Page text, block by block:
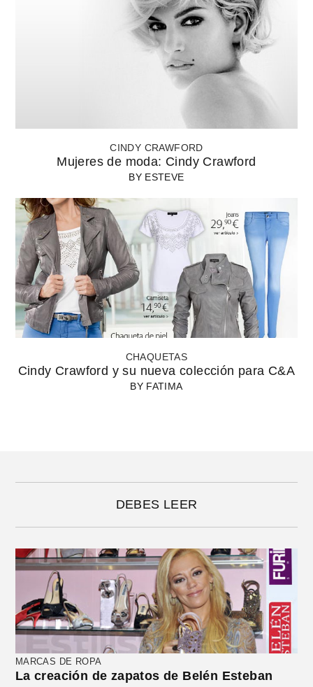
CINDY CRAWFORD
Mujeres de moda: Cindy Crawford
BY ESTEVE
CHAQUETAS
Cindy Crawford y su nueva colección para C&A
BY FATIMA
DEBES LEER
MARCAS DE ROPA
La creación de zapatos de Belén Esteban